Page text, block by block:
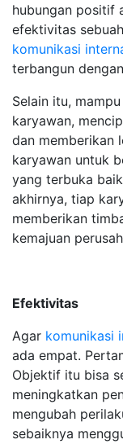
hubungan positif
efektivitas
komunikasi
terbangun
Selain itu,
karyawan,
dan memberikan
karyawan untuk
yang terbuka
akhirnya, tiap
memberikan
kemajuan
Efektivitas
Agar komunikasi
ada empat.
Objektif itu bisa
meningkatkan
mengubah
sebaiknya